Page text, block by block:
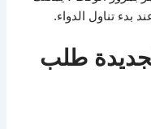
بدء تناول الدواء.
طلب